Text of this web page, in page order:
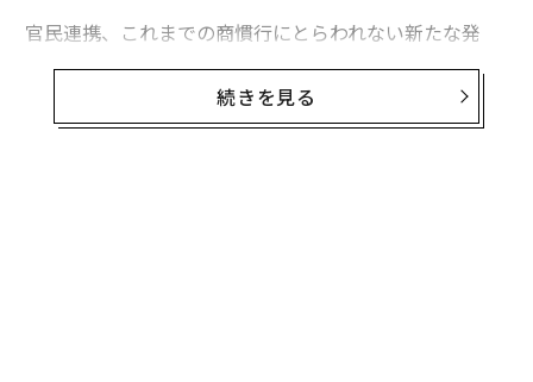
官民連携、これまでの商慣行にとらわれない新たな発
トな物流業界の未来を切り拓く鍵となるでしょう。本題
についてWEFのアジェンダからご紹介します。
続きを見る